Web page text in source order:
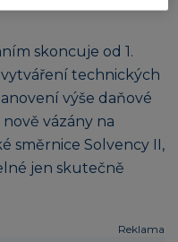
skoncuje od 1.
technických
výše daňové
vázány na
směrnice Solvency II,
jen skutečně
Reklama